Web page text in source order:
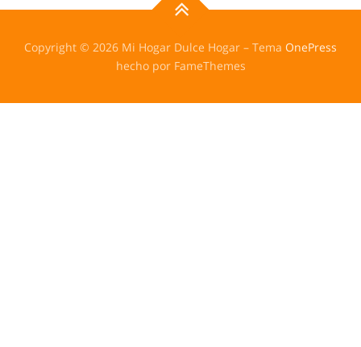
Copyright © 2026 Mi Hogar Dulce Hogar – Tema OnePress
hecho por FameThemes